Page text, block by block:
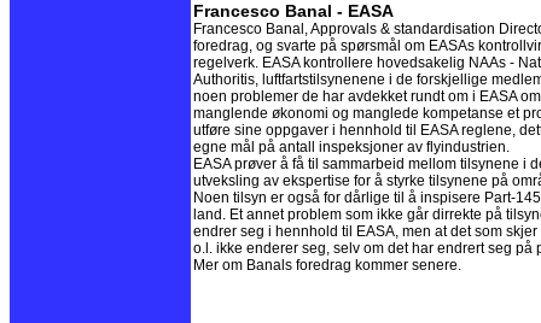
Francesco Banal - EASA
Francesco Banal, Approvals & standardisation
foredrag, og svarte på spørsmål om EASAs
regelverk. EASA kontrollere hovedsakelig NAAs -
Authoritis, luftfartstilsynenene i de forskjellige
noen problemer de har avdekket rundt om i EASA
manglende økonomi og manglede kompetanse et
utføre sine oppgaver i hennhold til EASA reglene,
egne mål på antall inspeksjoner av flyindustrien.
EASA prøver å få til sammarbeid mellom tilsynene i
utveksling av ekspertise for å styrke tilsynene på
Noen tilsyn er også for dårlige til å inspisere Part-
land. Et annet problem som ikke går dirrekte på
endrer seg i hennhold til EASA, men at det som
o.l. ikke enderer seg, selv om det har endrert seg på
Mer om Banals foredrag kommer senere.